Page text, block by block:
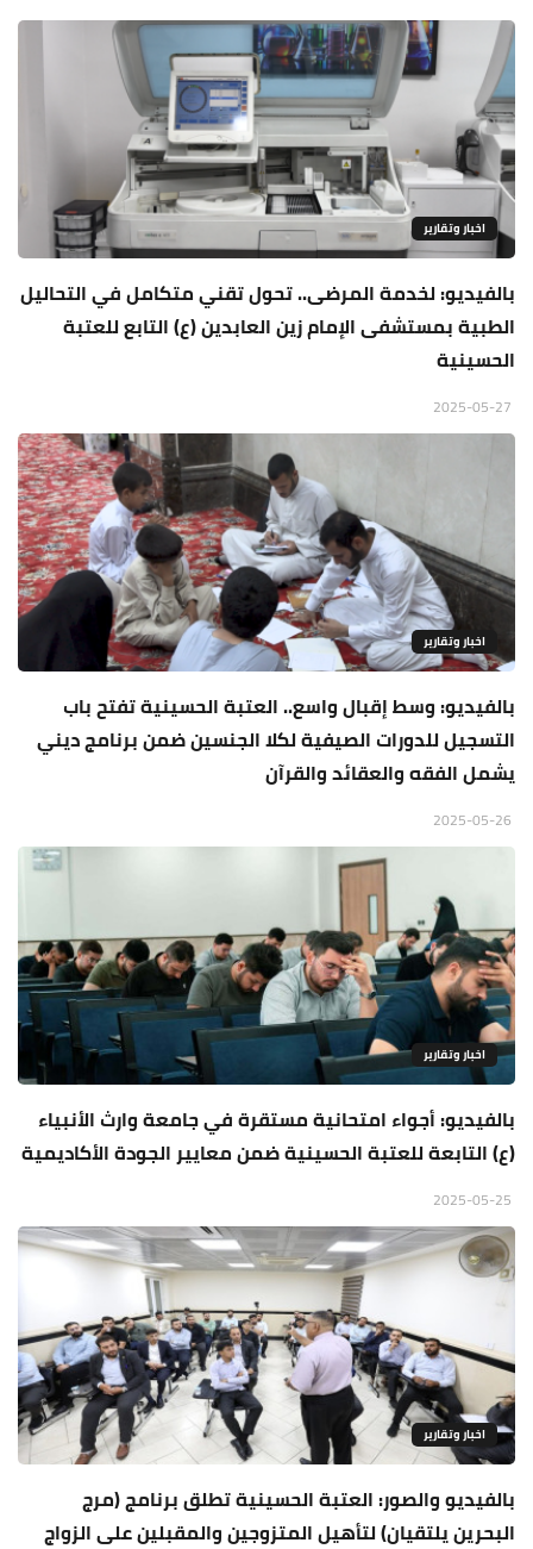
اخبار وتقارير
بالفيديو: لخدمة المرضى.. تحول تقني متكامل في التحاليل
الطبية بمستشفى الإمام زين العابدين (ع) التابع للعتبة
الحسينية
اخبار وتقارير
بالفيديو: وسط إقبال واسع.. العتبة الحسينية تفتح باب
التسجيل للدورات الصيفية لكلا الجنسين ضمن برنامج ديني
يشمل الفقه والعقائد والقرآن
اخبار وتقارير
بالفيديو: أجواء امتحانية مستقرة في جامعة وارث الأنبياء
(ع) التابعة للعتبة الحسينية ضمن معايير الجودة الأكاديمية
اخبار وتقارير
بالفيديو والصور: العتبة الحسينية تطلق برنامج (مرج
البحرين يلتقيان) لتأهيل المتزوجين والمقبلين على الزواج